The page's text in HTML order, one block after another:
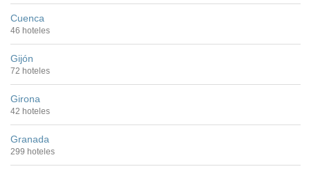
Cuenca
46 hoteles
Gijón
72 hoteles
Girona
42 hoteles
Granada
299 hoteles